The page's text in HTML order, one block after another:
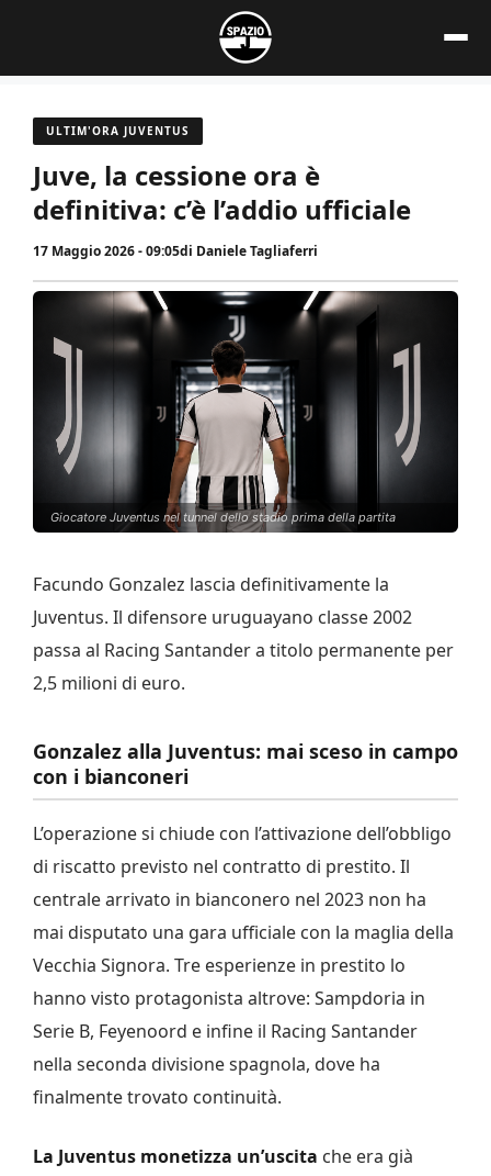
contenuto
ULTIM'ORA JUVENTUS
Juve, la cessione ora è
definitiva: c’è l’addio ufficiale
17 Maggio 2026 - 09:05di Daniele Tagliaferri
Giocatore Juventus nel tunnel dello stadio prima della partita
Facundo Gonzalez lascia definitivamente la
Juventus. Il difensore uruguayano classe 2002
passa al Racing Santander a titolo permanente per
2,5 milioni di euro.
Gonzalez alla Juventus: mai sceso in campo
con i bianconeri
L’operazione si chiude con l’attivazione dell’obbligo
di riscatto previsto nel contratto di prestito. Il
centrale arrivato in bianconero nel 2023 non ha
mai disputato una gara ufficiale con la maglia della
Vecchia Signora. Tre esperienze in prestito lo
hanno visto protagonista altrove: Sampdoria in
Serie B, Feyenoord e infine il Racing Santander
nella seconda divisione spagnola, dove ha
finalmente trovato continuità.
La Juventus monetizza un’uscita che era già